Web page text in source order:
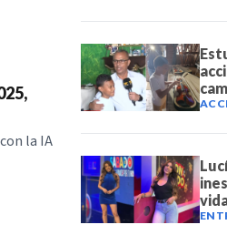
la IA